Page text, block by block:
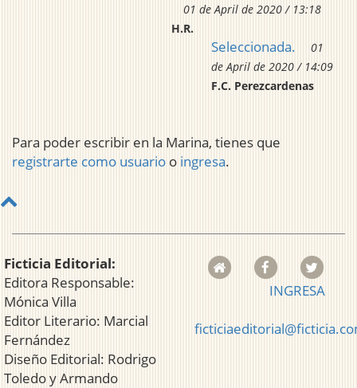
01 de April de 2020 / 13:18
H.R.
Seleccionada.
01
de April de 2020 / 14:09
F.C. Perezcardenas
Para poder escribir en la Marina, tienes que
registrarte como usuario o ingresa.
Ficticia Editorial:
Editora Responsable:
Mónica Villa
Editor Literario: Marcial
Fernández
Diseño Editorial: Rodrigo
Toledo y Armando
INGRESA